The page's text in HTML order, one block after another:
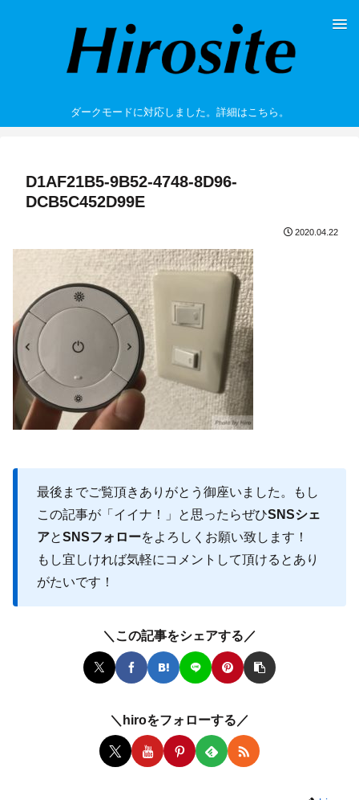
ダークモードに対応しました。詳細はこちら。
D1AF21B5-9B52-4748-8D96-
DCB5C452D99E
2020.04.22
最後までご覧頂きありがとう御座いました。もし
この記事が「イイナ！」と思ったらぜひSNSシェ
アとSNSフォローをよろしくお願い致します！
もし宜しければ気軽にコメントして頂けるとあり
がたいです！
＼この記事をシェアする／
＼hiroをフォローする／